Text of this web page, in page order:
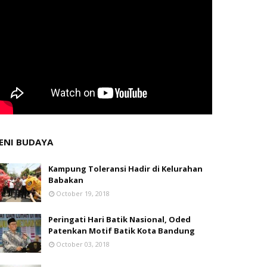
BUDAYA
Kampung Toleransi Hadir di Kelurahan
Babakan
October 19, 2018
Peringati Hari Batik Nasional, Oded
Patenkan Motif Batik Kota Bandung
October 03, 2018